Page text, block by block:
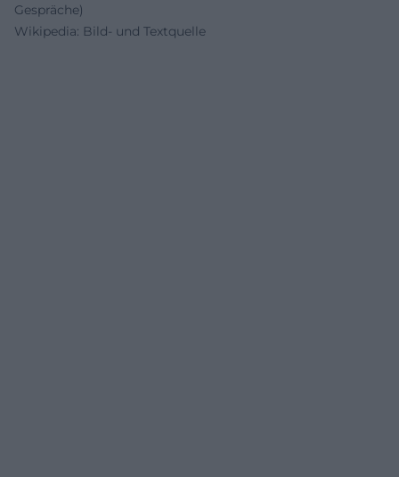
Gespräche)
Wikipedia: Bild- und Textquelle